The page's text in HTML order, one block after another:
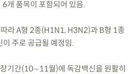
개 품목이 포함되어 있음.
라 A형 2종(H1N1, H3N2)과 B형 1종
주로 공급될 예정임.
기간(10∼11월)에 독감백신을 원활히